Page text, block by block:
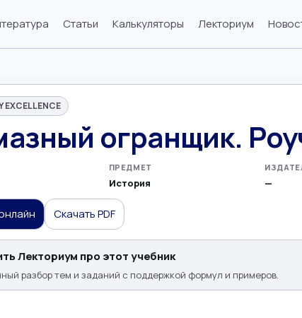
Статьи Калькуляторы Лекториум
EXCELLENCE
огранщик.
ПРЕДМЕТ
История —
Скачать PDF
Лекториум про этот учебник
разбор тем и заданий с поддержкой формул и примеров.